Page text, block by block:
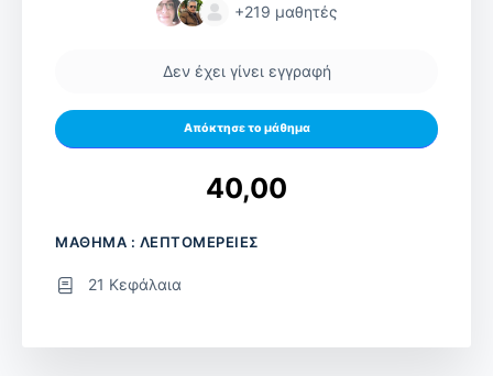
+219 μαθητές
Δεν έχει γίνει εγγραφή
Απόκτησε το μάθημα
40,00
ΜΑΘΗΜΑ : ΛΕΠΤΟΜΕΡΕΙΕΣ
21 Κεφάλαια